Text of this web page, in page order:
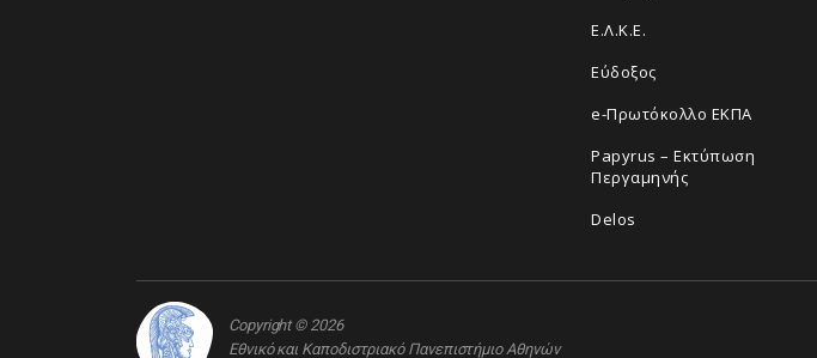
Ε.Λ.Κ.Ε.
Εύδοξος
e-Πρωτόκολλο ΕΚΠΑ
Papyrus – Εκτύπωση
Περγαμηνής
Delos
Copyright © 2026
Εθνικό και Καποδιστριακό Πανεπιστήμιο Αθηνών